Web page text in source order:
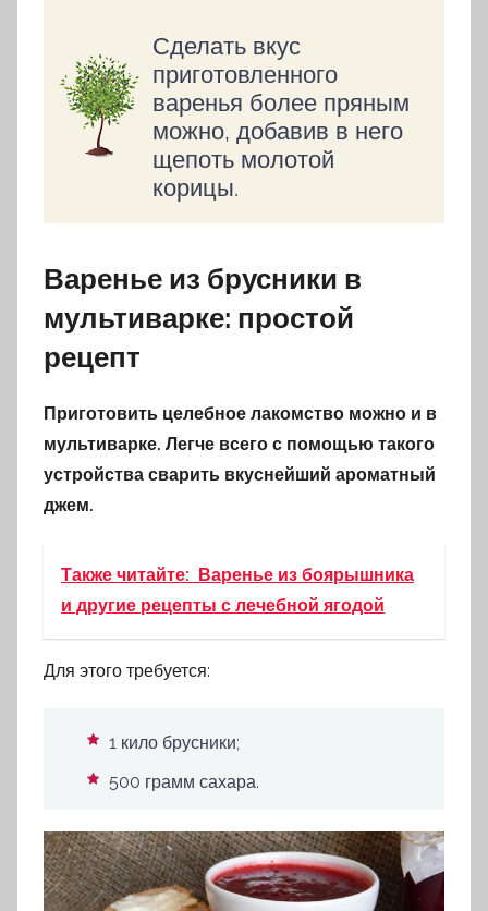
Сделать вкус
приготовленного
варенья более пряным
можно, добавив в него
щепоть молотой
корицы.
Варенье из брусники в
мультиварке: простой
рецепт
Приготовить целебное лакомство можно и в
мультиварке. Легче всего с помощью такого
устройства сварить вкуснейший ароматный
джем.
Также читайте: Варенье из боярышника
и другие рецепты с лечебной ягодой
Для этого требуется:
1 кило брусники;
500 грамм сахара.